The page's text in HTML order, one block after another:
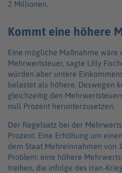
2 Millionen.
Kommt eine höhere
Eine mögliche Maßnahme wäre
Mehrwertsteuer, sagte Lilly
würden aber untere
belastet als höhere. Deswegen
gleichzeitig den
null Prozent herunterzusetzen.
Der Regelsatz bei der
Prozent. Eine Erhöhung um
dem Staat Mehreinnahmen von
Problem: eine höhere
treiben, die infolge des Iran-